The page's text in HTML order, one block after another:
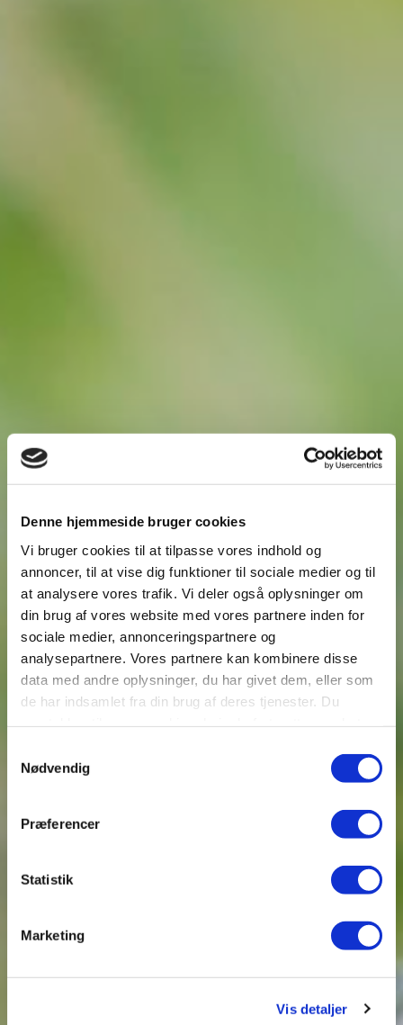
Denne hjemmeside bruger cookies
Vi bruger cookies til at tilpasse vores indhold og
annoncer, til at vise dig funktioner til sociale medier og til
at analysere vores trafik. Vi deler også oplysninger om
din brug af vores website med vores partnere inden for
sociale medier, annonceringspartnere og
analysepartnere. Vores partnere kan kombinere disse
data med andre oplysninger, du har givet dem, eller som
de har indsamlet fra din brug af deres tjenester. Du
Nødvendig
Præferencer
Statistik
Marketing
Vis detaljer